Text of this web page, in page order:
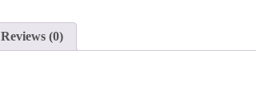
Reviews (0)